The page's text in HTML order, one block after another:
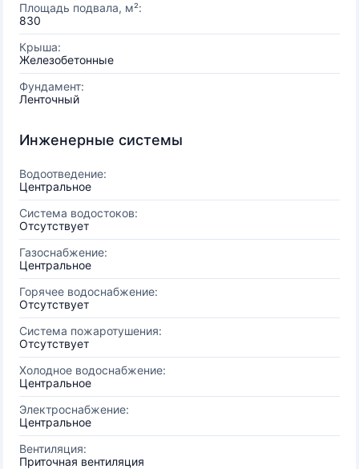
Площадь подвала, м²:
830
Крыша:
Железобетонные
Фундамент:
Ленточный
Инженерные системы
Водоотведение:
Центральное
Система водостоков:
Отсутствует
Газоснабжение:
Центральное
Горячее водоснабжение:
Отсутствует
Система пожаротушения:
Отсутствует
Холодное водоснабжение:
Центральное
Электроснабжение:
Центральное
Вентиляция:
Приточная вентиляция